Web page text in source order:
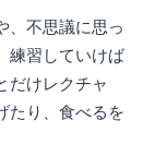
、不思議に思っ
練習していけば
だけレクチャ
たり、食べるを